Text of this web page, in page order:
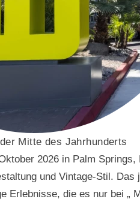
Mitte des Jahrhunderts
2026 in Palm
und Vintage-Stil.
die es nur bei „